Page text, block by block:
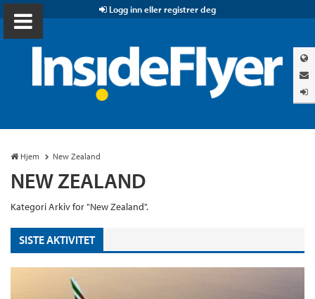
Logg inn eller registrer deg
Hjem New Zealand
NEW ZEALAND
Kategori Arkiv for "New Zealand".
SISTE AKTIVITET